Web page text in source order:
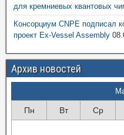
для кремниевых квантовых
Консорциум CNPE подписал
проект Ex-Vessel Assembly
Архив новостей
Пн Вт Ср